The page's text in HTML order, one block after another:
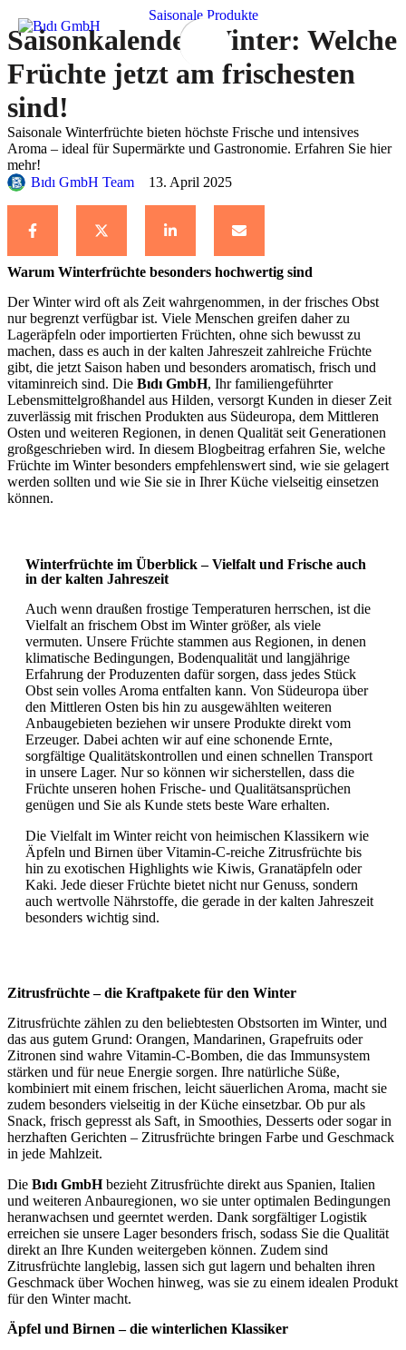
Saisonale Produkte
Saisonkalender Winter: Welche
Früchte jetzt am frischesten
sind!
Saisonale Winterfrüchte bieten höchste Frische und intensives
Aroma – ideal für Supermärkte und Gastronomie. Erfahren Sie hier
mehr!
Bıdı GmbH Team
13. April 2025
Warum Winterfrüchte besonders hochwertig sind
Der Winter wird oft als Zeit wahrgenommen, in der frisches Obst
nur begrenzt verfügbar ist. Viele Menschen greifen daher zu
Lageräpfeln oder importierten Früchten, ohne sich bewusst zu
machen, dass es auch in der kalten Jahreszeit zahlreiche Früchte
gibt, die jetzt Saison haben und besonders aromatisch, frisch und
vitaminreich sind. Die Bıdı GmbH, Ihr familiengeführter
Lebensmittelgroßhandel aus Hilden, versorgt Kunden in dieser Zeit
zuverlässig mit frischen Produkten aus Südeuropa, dem Mittleren
Osten und weiteren Regionen, in denen Qualität seit Generationen
großgeschrieben wird. In diesem Blogbeitrag erfahren Sie, welche
Früchte im Winter besonders empfehlenswert sind, wie sie gelagert
werden sollten und wie Sie sie in Ihrer Küche vielseitig einsetzen
können.
Winterfrüchte im Überblick – Vielfalt und Frische auch
in der kalten Jahreszeit
Auch wenn draußen frostige Temperaturen herrschen, ist die
Vielfalt an frischem Obst im Winter größer, als viele
vermuten. Unsere Früchte stammen aus Regionen, in denen
klimatische Bedingungen, Bodenqualität und langjährige
Erfahrung der Produzenten dafür sorgen, dass jedes Stück
Obst sein volles Aroma entfalten kann. Von Südeuropa über
den Mittleren Osten bis hin zu ausgewählten weiteren
Anbaugebieten beziehen wir unsere Produkte direkt vom
Erzeuger. Dabei achten wir auf eine schonende Ernte,
sorgfältige Qualitätskontrollen und einen schnellen Transport
in unsere Lager. Nur so können wir sicherstellen, dass die
Früchte unseren hohen Frische- und Qualitätsansprüchen
genügen und Sie als Kunde stets beste Ware erhalten.
Die Vielfalt im Winter reicht von heimischen Klassikern wie
Äpfeln und Birnen über Vitamin-C-reiche Zitrusfrüchte bis
hin zu exotischen Highlights wie Kiwis, Granatäpfeln oder
Kaki. Jede dieser Früchte bietet nicht nur Genuss, sondern
auch wertvolle Nährstoffe, die gerade in der kalten Jahreszeit
besonders wichtig sind.
Zitrusfrüchte – die Kraftpakete für den Winter
Zitrusfrüchte zählen zu den beliebtesten Obstsorten im Winter, und
das aus gutem Grund: Orangen, Mandarinen, Grapefruits oder
Zitronen sind wahre Vitamin-C-Bomben, die das Immunsystem
stärken und für neue Energie sorgen. Ihre natürliche Süße,
kombiniert mit einem frischen, leicht säuerlichen Aroma, macht sie
zudem besonders vielseitig in der Küche einsetzbar. Ob pur als
Snack, frisch gepresst als Saft, in Smoothies, Desserts oder sogar in
herzhaften Gerichten – Zitrusfrüchte bringen Farbe und Geschmack
in jede Mahlzeit.
Die Bıdı GmbHbezieht Zitrusfrüchte direkt aus Spanien, Italien
und weiteren Anbauregionen, wo sie unter optimalen Bedingungen
heranwachsen und geerntet werden. Dank sorgfältiger Logistik
erreichen sie unsere Lager besonders frisch, sodass Sie die Qualität
direkt an Ihre Kunden weitergeben können. Zudem sind
Zitrusfrüchte langlebig, lassen sich gut lagern und behalten ihren
Geschmack über Wochen hinweg, was sie zu einem idealen Produkt
für den Winter macht.
Äpfel und Birnen – die winterlichen Klassiker